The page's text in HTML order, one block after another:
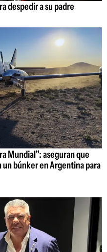
despedir a su padre
Mundial": aseguran que
búnker en Argentina para